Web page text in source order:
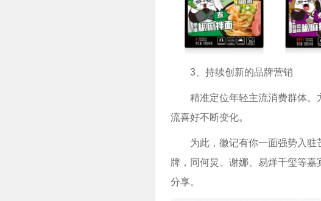
3、持续创新的品牌营销
精准定位年轻主流消费群体
流喜好不断变化。
为此，徽记有你一面强势入
牌，同何炅、谢娜、易烊千玺等
分享。